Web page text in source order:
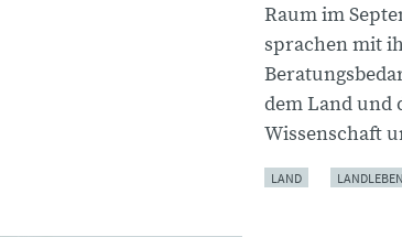
Raum im
sprachen mit
dem Land und
Wissenschaft
LAND LANDLEBEN